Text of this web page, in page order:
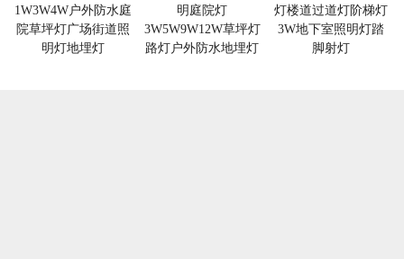
1W3W4W户外防水庭
院草坪灯广场街道照
明灯地埋灯
明庭院灯
3W5W9W12W草坪灯
路灯户外防水地埋灯
灯楼道过道灯阶梯灯
3W地下室照明灯踏
脚射灯